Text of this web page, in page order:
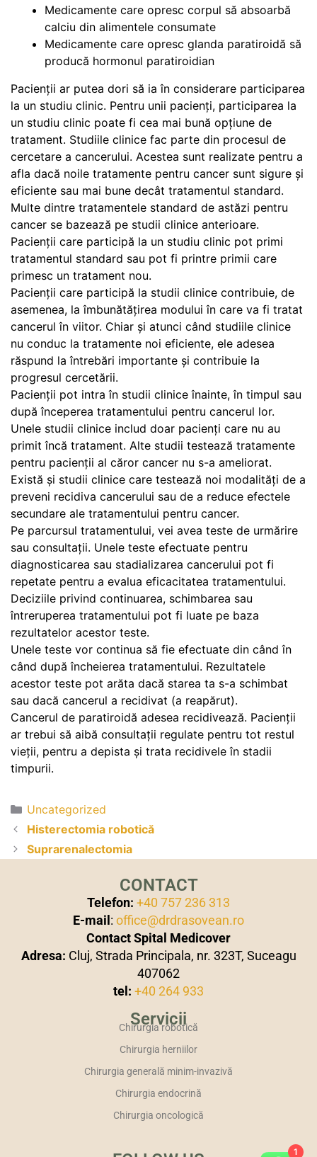
Medicamente care opresc corpul să absoarbă
calciu din alimentele consumate
Medicamente care opresc glanda paratiroidă să
producă hormonul paratiroidian
Pacienții ar putea dori să ia în considerare participarea
la un studiu clinic. Pentru unii pacienți, participarea la
un studiu clinic poate fi cea mai bună opțiune de
tratament. Studiile clinice fac parte din procesul de
cercetare a cancerului. Acestea sunt realizate pentru a
afla dacă noile tratamente pentru cancer sunt sigure și
eficiente sau mai bune decât tratamentul standard.
Multe dintre tratamentele standard de astăzi pentru
cancer se bazează pe studii clinice anterioare.
Pacienții care participă la un studiu clinic pot primi
tratamentul standard sau pot fi printre primii care
primesc un tratament nou.
Pacienții care participă la studii clinice contribuie, de
asemenea, la îmbunătățirea modului în care va fi tratat
cancerul în viitor. Chiar și atunci când studiile clinice
nu conduc la tratamente noi eficiente, ele adesea
răspund la întrebări importante și contribuie la
progresul cercetării.
Pacienții pot intra în studii clinice înainte, în timpul sau
după începerea tratamentului pentru cancerul lor.
Unele studii clinice includ doar pacienți care nu au
primit încă tratament. Alte studii testează tratamente
pentru pacienții al căror cancer nu s-a ameliorat.
Există și studii clinice care testează noi modalități de a
preveni recidiva cancerului sau de a reduce efectele
secundare ale tratamentului pentru cancer.
Pe parcursul tratamentului, vei avea teste de urmărire
sau consultații. Unele teste efectuate pentru
diagnosticarea sau stadializarea cancerului pot fi
repetate pentru a evalua eficacitatea tratamentului.
Deciziile privind continuarea, schimbarea sau
întreruperea tratamentului pot fi luate pe baza
rezultatelor acestor teste.
Unele teste vor continua să fie efectuate din când în
când după încheierea tratamentului. Rezultatele
acestor teste pot arăta dacă starea ta s-a schimbat
sau dacă cancerul a recidivat (a reapărut).
Cancerul de paratiroidă adesea recidivează. Pacienții
ar trebui să aibă consultații regulate pentru tot restul
vieții, pentru a depista și trata recidivele în stadii
timpurii.
Uncategorized
Histerectomia robotică
Suprarenalectomia
CONTACT
Telefon: +40 757 236 313
E-mail : office@drdrasovean.ro
Contact Spital Medicover
Adresa: Cluj, Strada Principala, nr. 323T, Suceagu
407062
tel: +40 264 933
Servicii
Chirurgia robotică
Chirurgia herniilor
Chirurgia generală minim-invazivă
Chirurgia endocrină
Chirurgia oncologică
1